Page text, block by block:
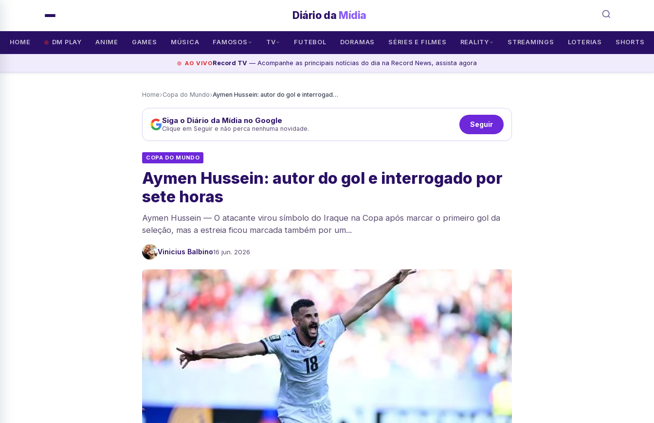
Diário da Mídia
HOME DM PLAY ANIME GAMES MÚSICA FAMOSOS TV FUTEBOL DORAMAS SÉRIES E FILMES REALITY STREAMINGS LOTERIAS SHORTS
AO VIVORecord TV — Acompanhe as principais notícias do dia na Record News, assista agora
Home›Copa do Mundo› Aymen Hussein: autor do gol e interrogado por sete horas
Siga o Diário da Mídia no Google
Clique em Seguir e não perca nenhuma novidade.
Seguir
COPA DO MUNDO
Aymen Hussein: autor do gol e interrogado por
sete horas
Aymen Hussein — O atacante virou símbolo do Iraque na Copa após marcar o primeiro gol da
seleção, mas a estreia ficou marcada também por um...
Vinicius Balbino16 jun. 2026